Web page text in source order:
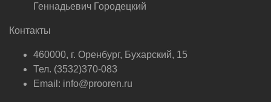
Геннадьевич Городецкий
Контакты
460000, г. Оренбург, Бухарский, 15
Тел. (3532)370-083
Email: info@prooren.ru